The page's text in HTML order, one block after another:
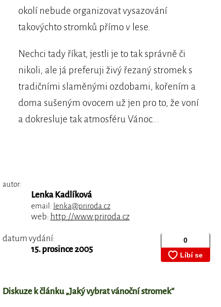
okolí nebude organizovat vysazování
takovýchto stromků přímo v lese.
Nechci tady říkat, jestli je to tak správně či
nikoli, ale já preferuji živý řezaný stromek s
tradičními slaměnými ozdobami, kořením a
doma sušeným ovocem už jen pro to, že voní
a dokresluje tak atmosféru Vánoc...
autor:
Lenka Kadlíková
email: lenka@priroda.cz
web: http://www.priroda.cz
datum vydání:
15. prosince 2005
Diskuze k článku „Jaký vybrat vánoční stromek“